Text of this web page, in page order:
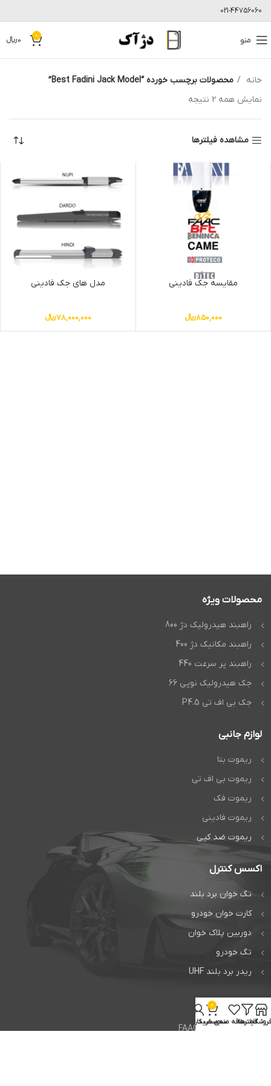
021-44756060
منو 0
0﷼
خانه
محصولات برچسب خورده “Best Fadini Jack Model”
نمایش همه 2 نتیجه
مشاهده فیلترها
مقایسه جک فادینی
850,000﷼
مدل های جک فادینی
78,000,000﷼
محصولات ویژه
راهبند هیدرولیک دژ 800
راهبند مکانیک دژ 400
راهبند پر سرعت 440
جک هیدرولیک نوپی 66
جک بی اف تی P4.5
لوازم جانبی
ریموت بتا
ریموت بی اف تی
ریموت فک
ریموت فادینی
ریموت ضد کپی
اکسس کنترل
تگ خوان برد بلند
کارت خوان خودرو
دوربین پلاک خوان
تگ خودرو
ریدر برد بلند UHF
خدمات
تعمیر جک فک FAAC
فروشگاهفیلترهاعلاقه مندی
0
سبد خرید
حساب کاربری من